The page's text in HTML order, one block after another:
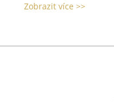
Zobrazit více >>